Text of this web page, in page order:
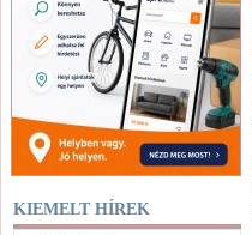
KIEMELT HÍREK